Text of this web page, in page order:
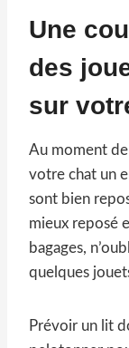
Une
des
sur
Au moment de
votre chat un
sont bien
mieux reposé
bagages,
quelques
Prévoir un lit